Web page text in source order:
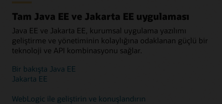
Tam Java EE ve Jakarta EE uygulaması
Java EE ve Jakarta EE, kurumsal uygulama yazılımı
geliştirme ve yönetiminin kolaylığına odaklanan güçlü bir
teknoloji ve API kombinasyonu sağlar.
Bir bakışta Java EE
Jakarta EE
WebLogic ile geliştirin ve konuşlandırın